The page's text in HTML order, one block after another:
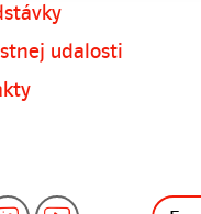
udalosti